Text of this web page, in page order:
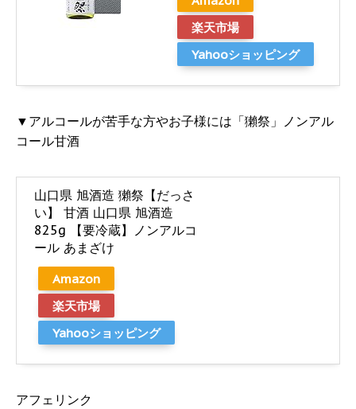
楽天市場
Yahooショッピング
▼アルコールが苦手な方やお子様には「獺祭」ノンアル
コール甘酒
山口県 旭酒造 獺祭【だっさ
い】 甘酒 山口県 旭酒造
825g 【要冷蔵】ノンアルコ
ール あまざけ
Amazon
楽天市場
Yahooショッピング
アフェリンク